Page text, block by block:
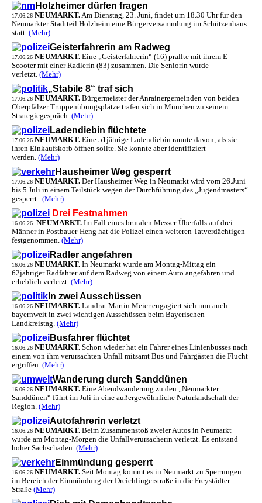
Holzheimer dürfen fragen
17.06.26 NEUMARKT.Am Dienstag, 23. Juni, findet um 18.30 Uhr für den
Neumarkter Stadtteil Holzheim eine Bürgerversammlung im Schützenhaus
statt. (Mehr)
Geisterfahrerin am Radweg
17.06.26 NEUMARKT. Eine „Geisterfahrerin“ (16) prallte mit ihrem E-
Scooter mit einer Radlerin (83) zusammen. Die Seniorin wurde
verletzt. (Mehr)
„Stabile 8“ traf sich
17.06.26 NEUMARKT. Bürgermeister der Anrainergemeinden von beiden
Oberpfälzer Truppenübungsplätze trafen sich in München zu seinem
Strategiegespräch. (Mehr)
Ladendiebin flüchtete
17.06.26 NEUMARKT. Eine 51jährige Ladendiebin rannte davon, als sie
ihren Einkaufskorb öffnen sollte. Sie konnte aber identifiziert
werden. (Mehr)
Hausheimer Weg gesperrt
17.06.26 NEUMARKT. Der Hausheimer Weg in Neumarkt wird vom 26.Juni
bis 5.Juli in einem Teilstück wegen der Durchführung des „Jugendmasters“
gesperrt. (Mehr)
Drei Festnahmen
16.06.26 NEUMARKT. Im Fall eines brutalen Messer-Überfalls auf drei
Männer in Postbauer-Heng hat die Polizei einen weiteren Tatverdächtigen
festgenommen. (Mehr)
Radler angefahren
16.06.26 NEUMARKT. In Neumarkt wurde am Montag-Mittag ein
62jähriger Radfahrer auf dem Radweg von einem Auto angefahren und
erheblich verletzt. (Mehr)
In zwei Ausschüssen
16.06.26 NEUMARKT. Landrat Martin Meier engagiert sich nun auch
bayernweit in zwei wichtigen Ausschüssen beim Bayerischen
Landkreistag. (Mehr)
Busfahrer flüchtet
16.06.26 NEUMARKT. Schon wieder hat ein Fahrer eines Linienbusses nach
einem von ihm verursachten Unfall mitsamt Bus und Fahrgästen die Flucht
ergriffen. (Mehr)
Wanderung durch Sanddünen
16.06.26 NEUMARKT. Eine Abendwanderung zu den „Neumarkter
Sanddünen“ führt im Juli in eine außergewöhnliche Naturlandschaft der
Region. (Mehr)
Autofahrerin verletzt
16.06.26 NEUMARKT. Beim Zusammenstoß zweier Autos in Neumarkt
wurde am Montag-Morgen die Unfallverursacherin verletzt. Es entstand
hoher Sachschaden. (Mehr)
Einmündung gesperrt
16.06.26 NEUMARKT. Seit Montag kommt es in Neumarkt zu Sperrungen
im Bereich der Einmündung der Dreichlingerstraße in die Freystädter
Straße (Mehr)